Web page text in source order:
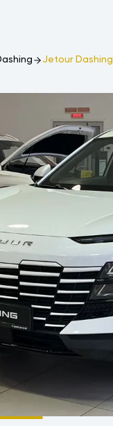
Jetour Dashing